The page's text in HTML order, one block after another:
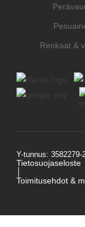
Renkaat &
Y-tunnus: 3582279-
Tietosuojaseloste
Toimitusehdot &